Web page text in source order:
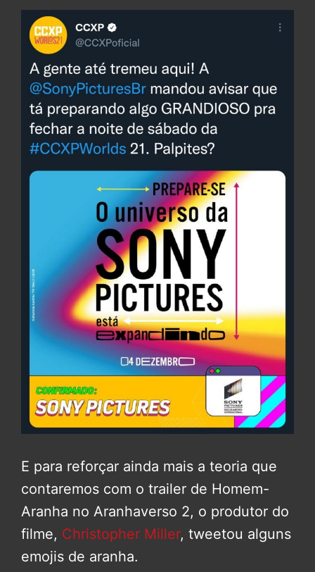
E para reforçar ainda mais a teoria que
contaremos com o trailer de Homem-
Aranha no Aranhaverso 2, o produtor do
filme, Christopher Miller, tweetou alguns
emojis de aranha.